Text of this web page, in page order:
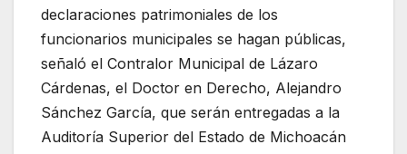
declaraciones patrimoniales de los
funcionarios municipales se hagan públicas,
señaló el Contralor Municipal de Lázaro
Cárdenas, el Doctor en Derecho, Alejandro
Sánchez García, que serán entregadas a la
Auditoría Superior del Estado de Michoacán